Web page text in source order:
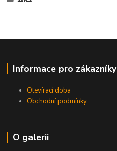
Informace pro zákazníky
Otevírací doba
Obchodní podmínky
O galerii